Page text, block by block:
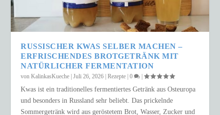
RUSSISCHER KWAS SELBER MACHEN –
ERFRISCHENDES BROTGETRÄNK MIT
NATÜRLICHER FERMENTATION
vonKalinkasKueche |Juli 26, 2026 |Rezepte |0 |
Kwas ist ein traditionelles fermentiertes Getränk aus Osteuropa
und besonders in Russland sehr beliebt. Das prickelnde
Sommergetränk wird aus geröstetem Brot, Wasser, Zucker und